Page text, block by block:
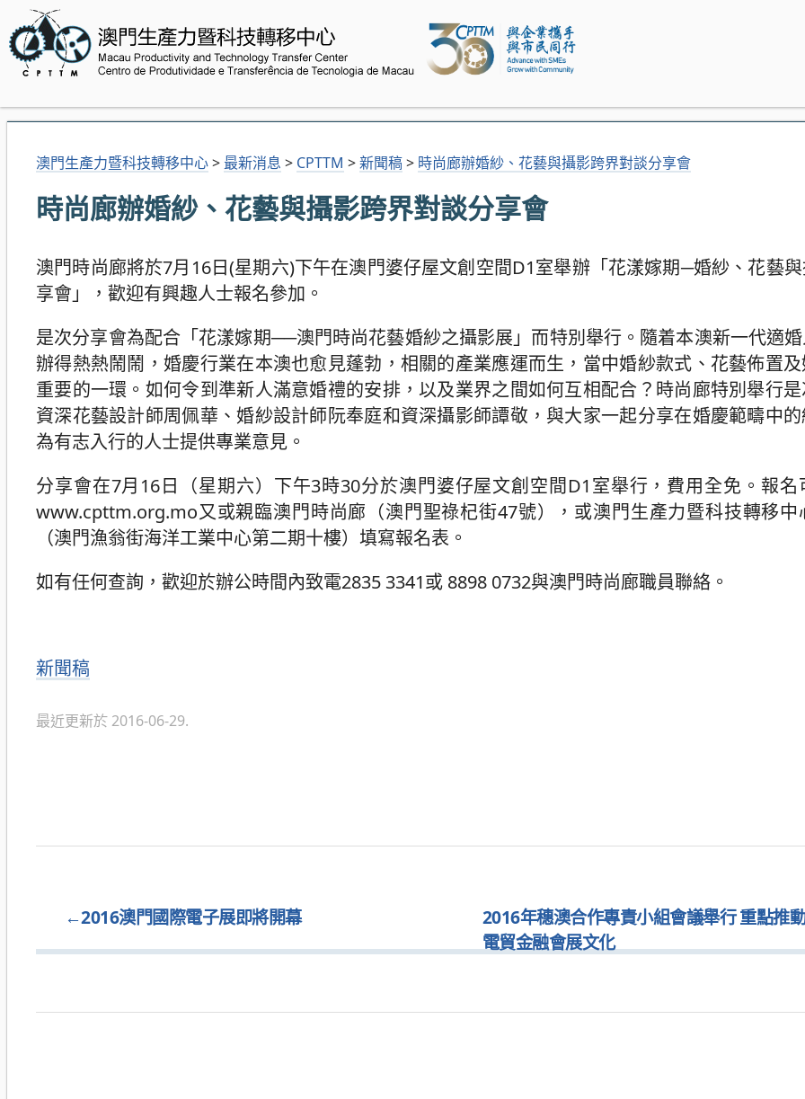
澳門生產力暨科技轉移中心> 最新消息 > CPTTM >新聞稿> 時尚廊辦婚紗、花藝與攝影跨界對談分享會
時尚廊辦婚紗、花藝與攝影跨界對談分享會
澳門時尚廊將於7月16日(星期六)下午在澳門婆仔屋文創空間D1室舉辦「花漾嫁期─婚紗、花藝
享會」，歡迎有興趣人士報名參加。
是次分享會為配合「花漾嫁期──澳門時尚花藝婚紗之攝影展」而特別舉行。隨着本澳新一代適
辦得熱熱鬧鬧，婚慶行業在本澳也愈見蓬勃，相關的產業應運而生，當中婚紗款式、花藝佈置
重要的一環。如何令到準新人滿意婚禮的安排，以及業界之間如何互相配合？時尚廊特別舉行
資深花藝設計師周佩華、婚紗設計師阮奉庭和資深攝影師譚敬，與大家一起分享在婚慶範疇中
為有志入行的人士提供專業意見。
分享會在7月16日（星期六）下午3時30分於澳門婆仔屋文創空間D1室舉行，費用全免。報
www.cpttm.org.mo又或親臨澳門時尚廊（澳門聖祿杞街47號），或澳門生產力暨科技轉移中
（澳門漁翁街海洋工業中心第二期十樓）填寫報名表。
如有任何查詢，歡迎於辦公時間內致電2835 3341或 8898 0732與澳門時尚廊職員聯絡。
分
新聞稿
最近更新於 2016-06-29.
←2016澳門國際電子展即將開幕
2016年穗澳合作專責小組會議舉行 重點推
電貿金融會展文化